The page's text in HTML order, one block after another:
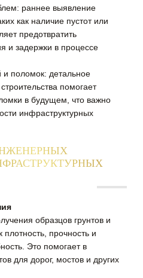
раннее выявление
как наличие пустот или
предотвратить
и задержки в процессе
поломок: детальное
помогает
в будущем, что важно
инфраструктурных
образцов грунтов и
плотность, прочность и
Это помогает в
для дорог, мостов и других